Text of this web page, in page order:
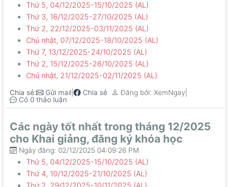
Thứ 5, 04/12/2025-15/10/2025 (AL)
Thứ 3, 16/12/2025-27/10/2025 (AL)
Thứ 2, 22/12/2025-03/11/2025 (AL)
Chủ nhật, 07/12/2025-18/10/2025 (AL)
Thứ 7, 13/12/2025-24/10/2025 (AL)
Thứ 2, 15/12/2025-26/10/2025 (AL)
Chủ nhật, 21/12/2025-02/11/2025 (AL)
Chia sẻ: Gửi mail Chia sẻ Đăng bởi: XemNgay|
Có 0 thảo luận
Các ngày tốt nhất trong tháng 12/2025
cho Khai giảng, đăng ký khóa học
Ngày đăng: 02/12/2025 04:09:26 PM
Thứ 5, 04/12/2025-15/10/2025 (AL)
Thứ 4, 10/12/2025-21/10/2025 (AL)